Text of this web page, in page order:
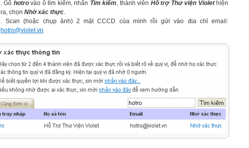
. Gõ hotrovào ô tìm kiếm, nhấn Tìm kiếm, thành viên Hỗ trợ Thư viện Violethiện
ra, chọn Nhờ xác thực.
. Scan (hoặc chụp ảnh) 2 mặt CCCD của mình rồi gửi vào địa chỉ email:
hotro@violet.vn